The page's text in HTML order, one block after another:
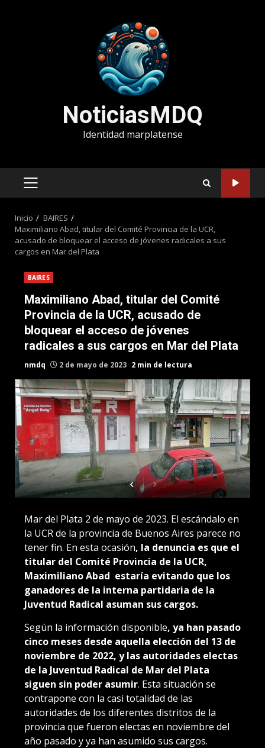
NoticiasMDQ
Identidad marplatense
MENÚ
Inicio
BAIRES
Maximiliano Abad, titular del Comité Provincia de la UCR,
acusado de bloquear el acceso de jóvenes radicales a sus
cargos en Mar del Plata
BAIRES
Maximiliano Abad, titular del Comité
Provincia de la UCR, acusado de
bloquear el acceso de jóvenes
radicales a sus cargos en Mar del Plata
nmdq 2 de mayo de 2023 2 min de lectura
Mar del Plata 2 de mayo de 2023. El escándalo en
la UCR de la provincia de Buenos Aires parece no
tener fin. En esta ocasión, la denuncia es que el
titular del Comité Provincia de la UCR,
Maximiliano Abad estaría evitando que los
ganadores de la interna partidaria de la
Juventud Radical asuman sus cargos.
Según la información disponible, ya han pasado
cinco meses desde aquella elección del 13 de
noviembre de 2022, y las autoridades electas
de la Juventud Radical de Mar del Plata
siguen sin poder asumir. Esta situación se
contrapone con la casi totalidad de las
autoridades de los diferentes distritos de la
provincia que fueron electas en noviembre del
año pasado y ya han asumido sus cargos.